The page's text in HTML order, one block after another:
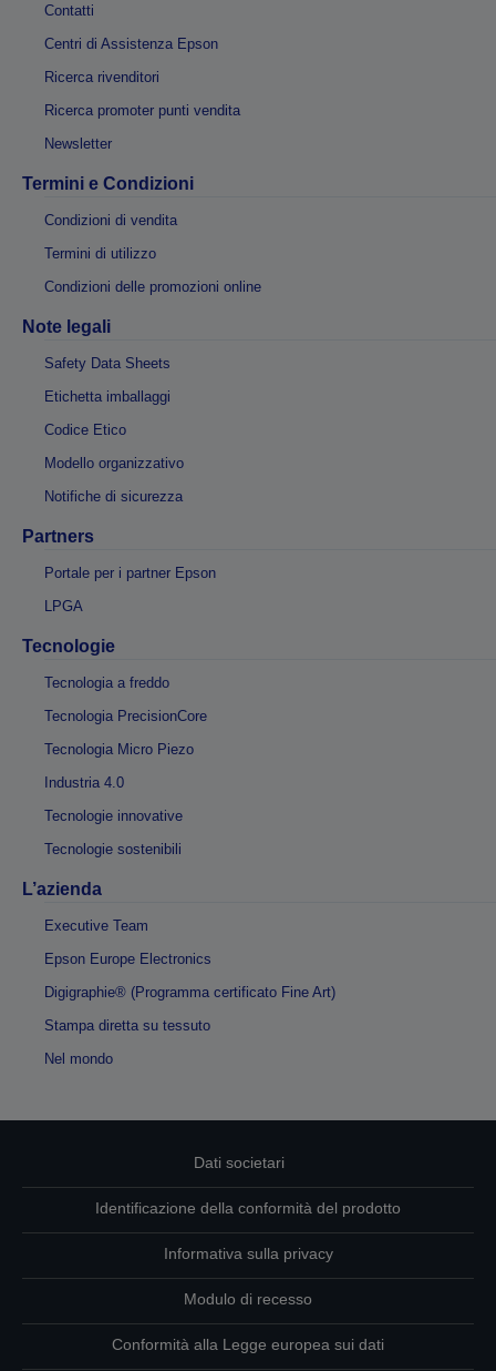
Contatti
Centri di Assistenza Epson
Ricerca rivenditori
Ricerca promoter punti vendita
Newsletter
Termini e Condizioni
Condizioni di vendita
Termini di utilizzo
Condizioni delle promozioni online
Note legali
Safety Data Sheets
Etichetta imballaggi
Codice Etico
Modello organizzativo
Notifiche di sicurezza
Partners
Portale per i partner Epson
LPGA
Tecnologie
Tecnologia a freddo
Tecnologia PrecisionCore
Tecnologia Micro Piezo
Industria 4.0
Tecnologie innovative
Tecnologie sostenibili
L’azienda
Executive Team
Epson Europe Electronics
Digigraphie® (Programma certificato Fine Art)
Stampa diretta su tessuto
Nel mondo
Dati societari
Identificazione della conformità del prodotto
Informativa sulla privacy
Modulo di recesso
Conformità alla Legge europea sui dati